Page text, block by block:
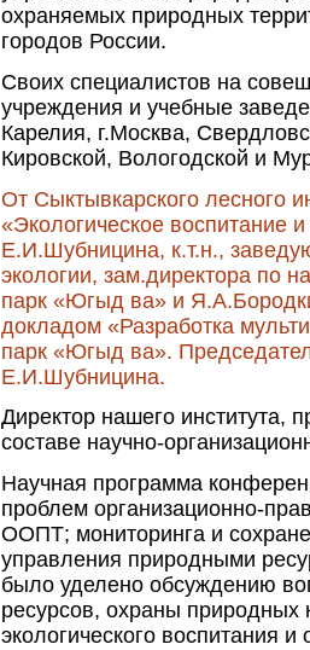
охраняемых природных
городов России.
Своих специалистов на
учреждения и учебные
Карелия, г.Москва,
Кировской, Вологодской и
От Сыктывкарского лесного
«Экологическое воспитание
Е.И.Шубницина, к.т.н.,
экологии, зам.директора по
парк «Югыд ва» и
докладом «Разработка
парк «Югыд ва».
Е.И.Шубницина.
Директор нашего
составе научно-
Научная программа
проблем организационно-
ООПТ; мониторинга и
управления природными
было уделено обсуждению
ресурсов, охраны
экологического воспитания и